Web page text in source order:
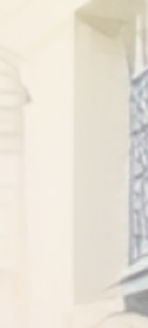
クッキー利用の管理につい